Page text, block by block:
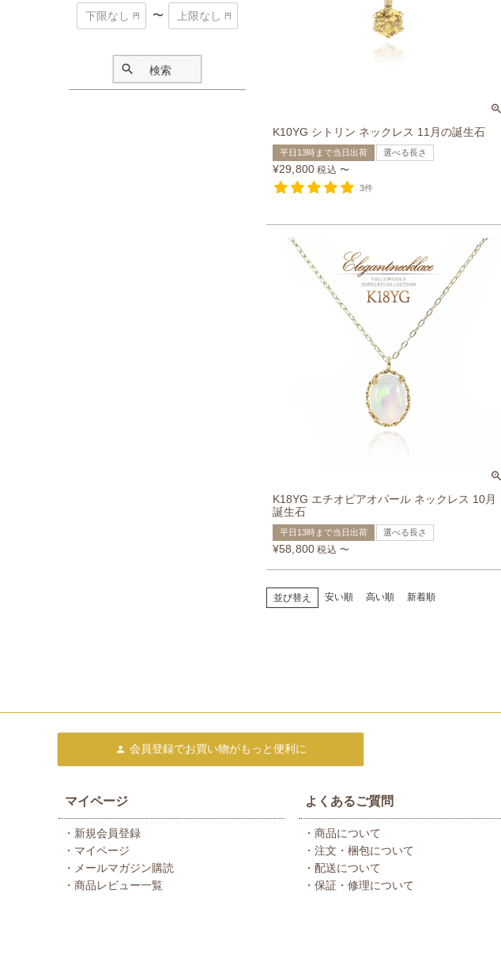
〜
検索
K10YG シトリン ネックレス 11月の誕生石
平日13時まで当日出荷 選べる長さ
¥29,800 税込 〜
3件
K18YG エチオピアオパール ネックレス 10月
誕生石
平日13時まで当日出荷 選べる長さ
¥58,800 税込 〜
並び替え 安い順 高い順 新着順
会員登録でお買い物がもっと便利に
マイページ
・新規会員登録
・マイページ
・メールマガジン購読
・商品レビュー一覧
よくあるご質問
・商品について
・注文・梱包について
・配送について
・保証・修理について